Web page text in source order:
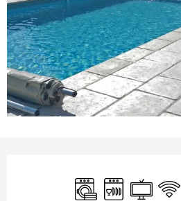
Lave lingeLave vaisselle
Télévision
WiFi